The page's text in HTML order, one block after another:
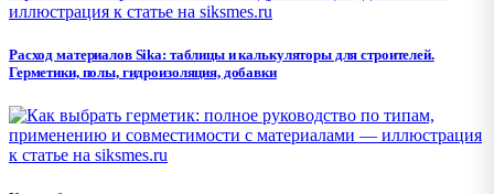
Расход материалов Sika: таблицы и калькуляторы для строителей.
Герметики, полы, гидроизоляция, добавки